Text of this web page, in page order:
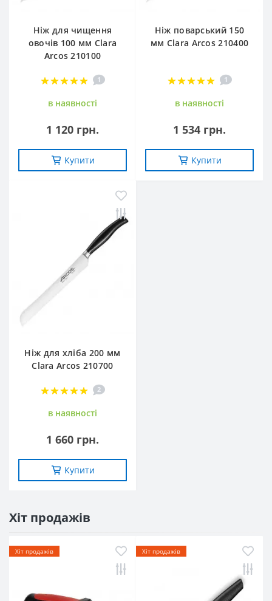
Ніж для чищення
овочів 100 мм Clara
Arcos 210100
1
в наявностi
1 120 грн.
Купити
Ніж поварський 150
мм Clara Arcos 210400
1
в наявностi
1 534 грн.
Купити
Ніж для хліба 200 мм
Clara Arcos 210700
2
в наявностi
1 660 грн.
Купити
Хіт продажів
Хіт продажів Хіт продажів